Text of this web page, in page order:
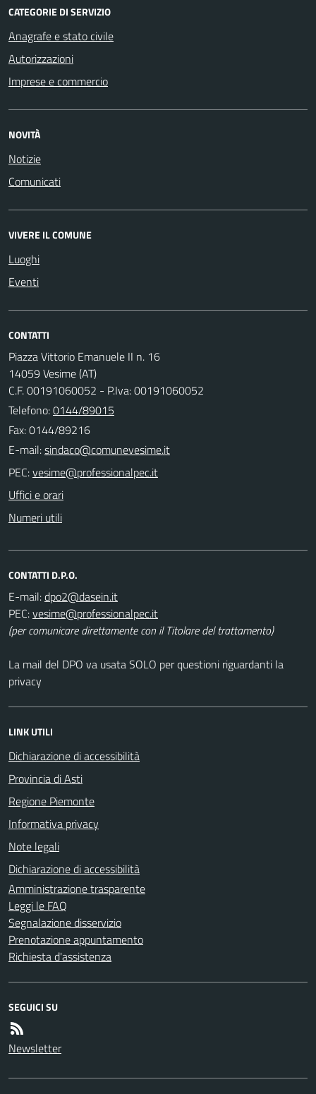
CATEGORIE DI SERVIZIO
Anagrafe e stato civile
Autorizzazioni
Imprese e commercio
NOVITÀ
Notizie
Comunicati
VIVERE IL COMUNE
Luoghi
Eventi
CONTATTI
Piazza Vittorio Emanuele II n. 16
14059 Vesime (AT)
C.F. 00191060052 - P.Iva: 00191060052
Telefono:0144/89015
Fax: 0144/89216
E-mail:
PEC:
Uffici e orari
Numeri utili
CONTATTI D.P.O.
E-mail:
PEC:
(per comunicare direttamente con il Titolare del trattamento)
La mail del DPO va usata SOLO per questioni riguardanti la
privacy
LINK UTILI
Dichiarazione di accessibilità
Provincia di Asti
Regione Piemonte
Informativa privacy
Note legali
Dichiarazione di accessibilità
Amministrazione trasparente
Leggi le FAQ
Segnalazione disservizio
Prenotazione appuntamento
Richiesta d'assistenza
SEGUICI SU
Newsletter